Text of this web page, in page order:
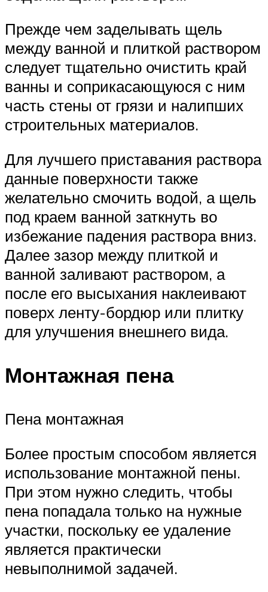
Прежде чем заделывать щель
между ванной и плиткой раствором
следует тщательно очистить край
ванны и соприкасающуюся с ним
часть стены от грязи и налипших
строительных материалов.
Для лучшего приставания раствора
данные поверхности также
желательно смочить водой, а щель
под краем ванной заткнуть во
избежание падения раствора вниз.
Далее зазор между плиткой и
ванной заливают раствором, а
после его высыхания наклеивают
поверх ленту-бордюр или плитку
для улучшения внешнего вида.
Монтажная пена
Пена монтажная
Более простым способом является
использование монтажной пены.
При этом нужно следить, чтобы
пена попадала только на нужные
участки, поскольку ее удаление
является практически
невыполнимой задачей.